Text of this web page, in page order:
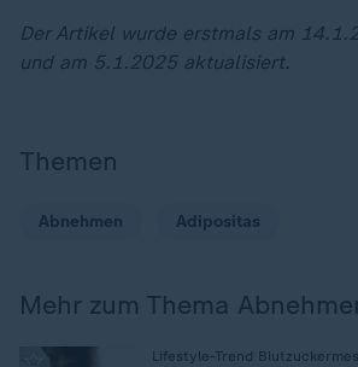
Der Artikel wurde erstmals am
und am 5.1.2025 aktualisiert.
Themen
Abnehmen Adipositas
Mehr zum Thema
Lifestyle-Trend